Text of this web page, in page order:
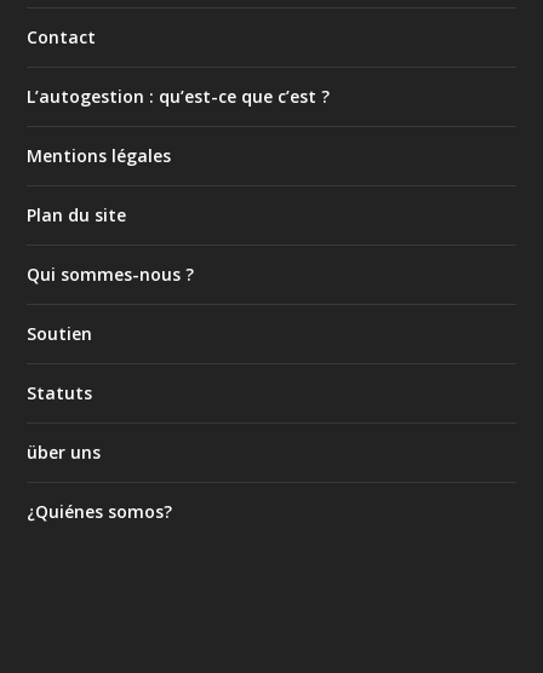
Contact
L’autogestion : qu’est-ce que c’est ?
Mentions légales
Plan du site
Qui sommes-nous ?
Soutien
Statuts
über uns
¿Quiénes somos?